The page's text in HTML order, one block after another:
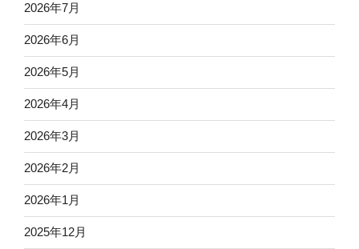
2026年7月
2026年6月
2026年5月
2026年4月
2026年3月
2026年2月
2026年1月
2025年12月